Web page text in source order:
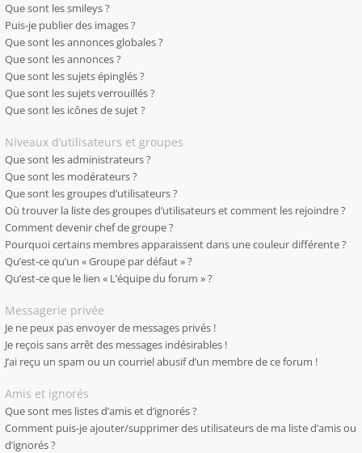
Que sont les smileys ?
Puis-je publier des images ?
Que sont les annonces globales ?
Que sont les annonces ?
Que sont les sujets épinglés ?
Que sont les sujets verrouillés ?
Que sont les icônes de sujet ?
Niveaux d’utilisateurs et groupes
Que sont les administrateurs ?
Que sont les modérateurs ?
Que sont les groupes d’utilisateurs ?
Où trouver la liste des groupes d’utilisateurs et comment les rejoindre ?
Comment devenir chef de groupe ?
Pourquoi certains membres apparaissent dans une couleur différente ?
Qu’est-ce qu’un « Groupe par défaut » ?
Qu’est-ce que le lien « L’équipe du forum » ?
Messagerie privée
Je ne peux pas envoyer de messages privés !
Je reçois sans arrêt des messages indésirables !
J’ai reçu un spam ou un courriel abusif d’un membre de ce forum !
Amis et ignorés
Que sont mes listes d’amis et d’ignorés ?
Comment puis-je ajouter/supprimer des utilisateurs de ma liste d’amis ou
d’ignorés ?